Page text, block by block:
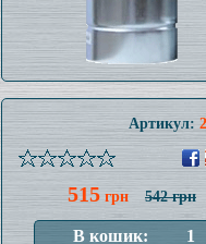
Артикул:
515 грн 542 грн